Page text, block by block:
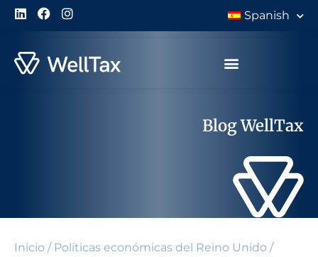
Spanish
Blog WellTax
Inicio / Políticas económicas del Reino Unido /